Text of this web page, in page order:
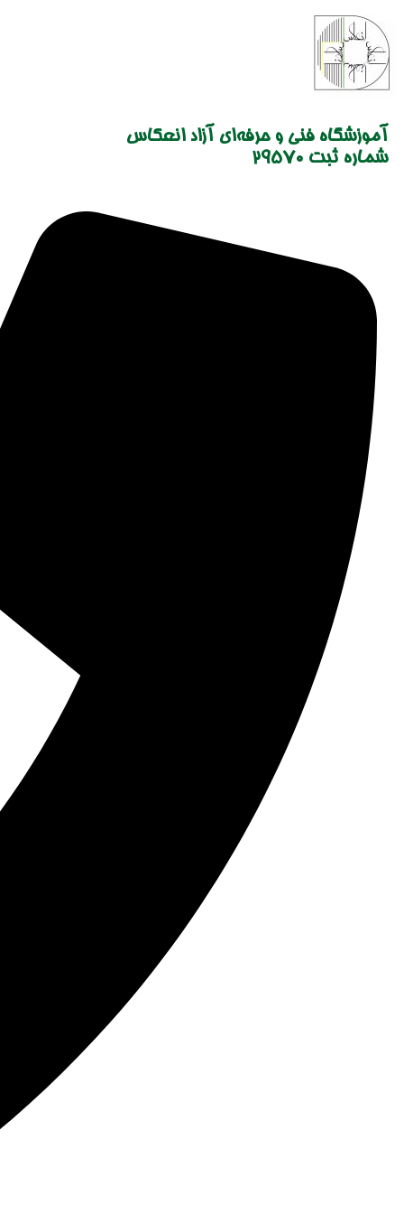
content
آموزشگاه فنی و حرفه‌ای آزاد انعکاس
شماره ثبت 29570